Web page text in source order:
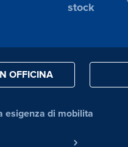
stock
OFFICINA
esigenza di mobilita